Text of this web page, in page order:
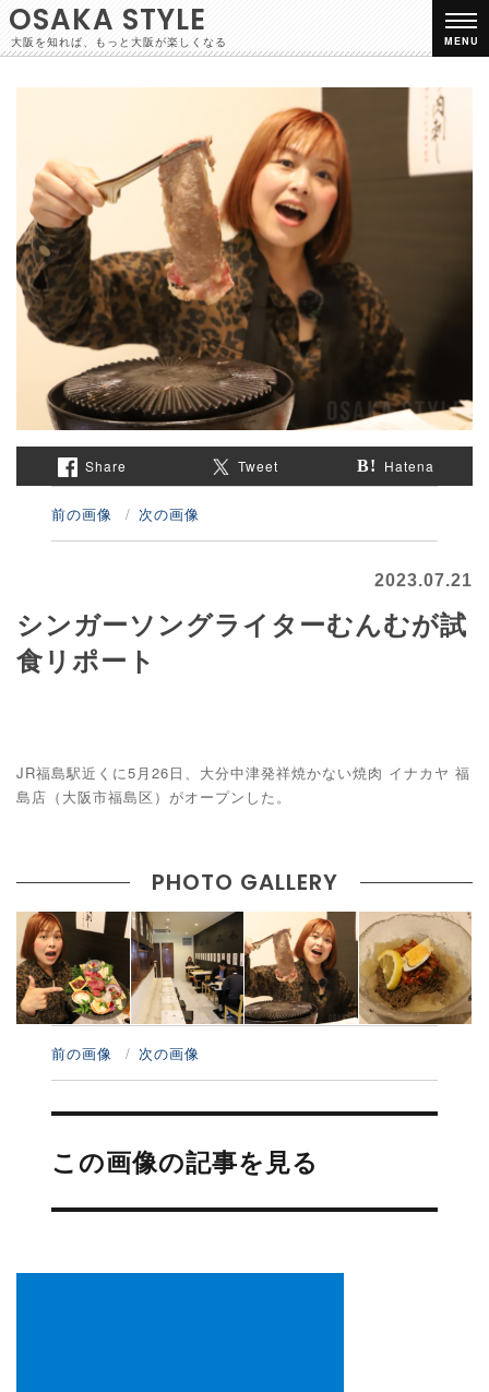
OSAKA STYLE
大阪を知れば、もっと大阪が楽しくなる MENU
Share Tweet Hatena
前の画像 次の画像
2023.07.21
シンガーソングライターむんむが試
食リポート
JR福島駅近くに5月26日、大分中津発祥焼かない焼肉 イナカヤ 福
島店（大阪市福島区）がオープンした。
PHOTO GALLERY
前の画像 次の画像
投
ナ
ビ
ー
この画像の記事を見る